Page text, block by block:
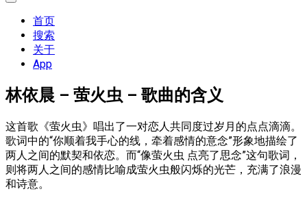
展
首页
搜索
关于
App
林依晨 – 萤火虫 – 歌曲的含义
这首歌《萤火虫》唱出了一对恋人共同度过岁月的点点滴滴。
歌词中的“你顺着我手心的线，牵着感情的意念”形象地描绘了
两人之间的默契和依恋。而“像萤火虫 点亮了思念”这句歌词，
则将两人之间的感情比喻成萤火虫般闪烁的光芒，充满了浪漫
和诗意。